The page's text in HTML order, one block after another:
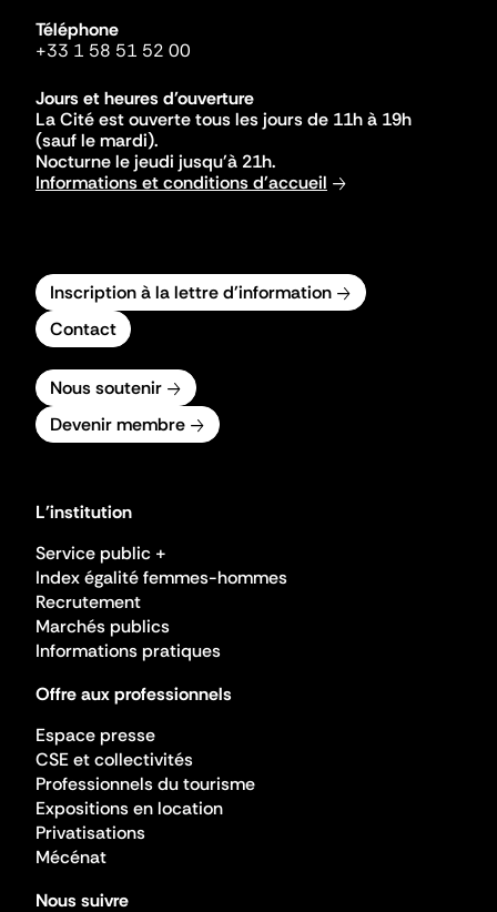
Téléphone
+33 1 58 51 52 00
Jours et heures d'ouverture
La Cité est ouverte tous les jours de 11h à 19h
(sauf le mardi).
Nocturne le jeudi jusqu'à 21h.
Informations et conditions d'accueil
Inscription à la lettre d'information
Contact
Nous soutenir
Devenir membre
L'institution
Service public +
Index égalité femmes-hommes
Recrutement
Marchés publics
Informations pratiques
Offre aux professionnels
Espace presse
CSE et collectivités
Professionnels du tourisme
Expositions en location
Privatisations
Mécénat
Nous suivre